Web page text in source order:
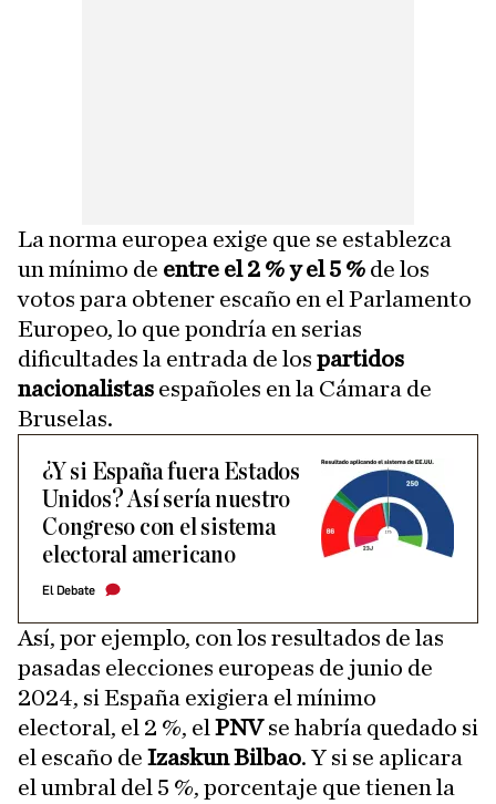
La norma europea exige que se establezca
un mínimo de entre el 2 % y el 5 % de los
votos para obtener escaño en el Parlamento
Europeo, lo que pondría en serias
dificultades la entrada de los partidos
nacionalistas españoles en la Cámara de
Bruselas.
¿Y si España fuera Estados
Unidos? Así sería nuestro
Congreso con el sistema
electoral americano
El Debate
Así, por ejemplo, con los resultados de las
pasadas elecciones europeas de junio de
2024, si España exigiera el mínimo
electoral, el 2 %, el PNVse habría quedado si
el escaño de Izaskun Bilbao. Y si se aplicara
el umbral del 5 %, porcentaje que tienen la